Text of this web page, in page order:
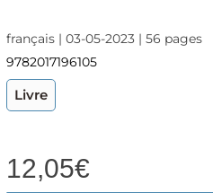
français | 03-05-2023 | 56 pages
9782017196105
Livre
12,05€